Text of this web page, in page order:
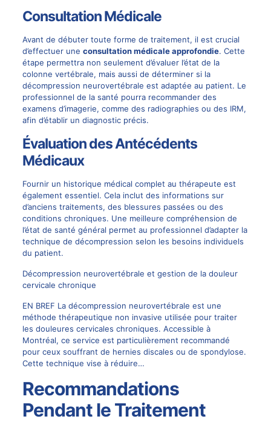
Consultation Médicale
Avant de débuter toute forme de traitement, il est crucial
d’effectuer une consultation médicale approfondie. Cette
étape permettra non seulement d’évaluer l’état de la
colonne vertébrale, mais aussi de déterminer si la
décompression neurovertébrale est adaptée au patient. Le
professionnel de la santé pourra recommander des
examens d’imagerie, comme des radiographies ou des IRM,
afin d’établir un diagnostic précis.
Évaluation des Antécédents
Médicaux
Fournir un historique médical complet au thérapeute est
également essentiel. Cela inclut des informations sur
d’anciens traitements, des blessures passées ou des
conditions chroniques. Une meilleure compréhension de
l’état de santé général permet au professionnel d’adapter la
technique de décompression selon les besoins individuels
du patient.
Décompression neurovertébrale et gestion de la douleur
cervicale chronique
EN BREF La décompression neurovertébrale est une
méthode thérapeutique non invasive utilisée pour traiter
les douleures cervicales chroniques. Accessible à
Montréal, ce service est particulièrement recommandé
pour ceux souffrant de hernies discales ou de spondylose.
Cette technique vise à réduire…
Recommandations
Pendant le Traitement